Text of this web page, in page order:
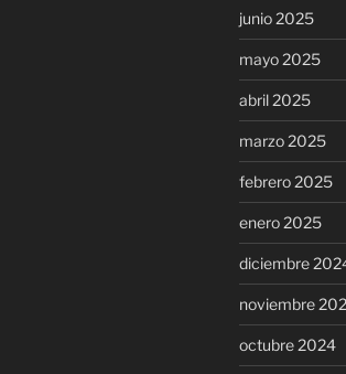
junio 2025
mayo 2025
abril 2025
marzo 2025
febrero 2025
enero 2025
diciembre
noviembre
octubre 2024